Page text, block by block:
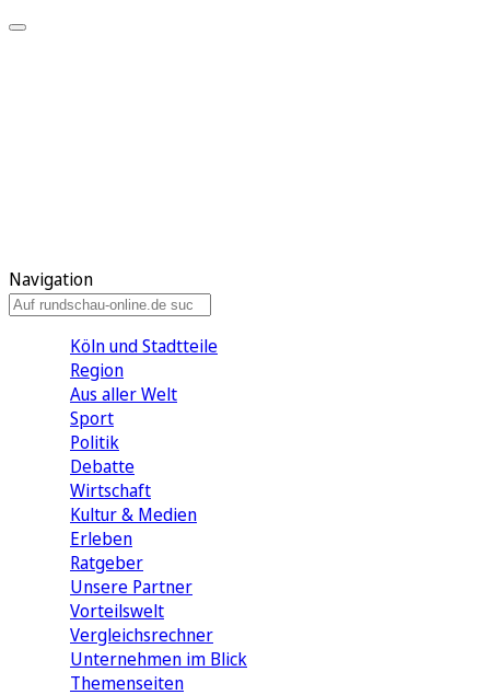
Navigation
Köln und Stadtteile
Region
Aus aller Welt
Sport
Politik
Debatte
Wirtschaft
Kultur & Medien
Erleben
Ratgeber
Unsere Partner
Vorteilswelt
Vergleichsrechner
Unternehmen im Blick
Themenseiten